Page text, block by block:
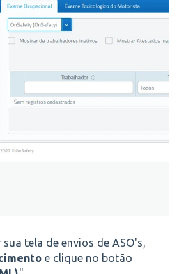
tela de envios de ASO's,
e clique no botão